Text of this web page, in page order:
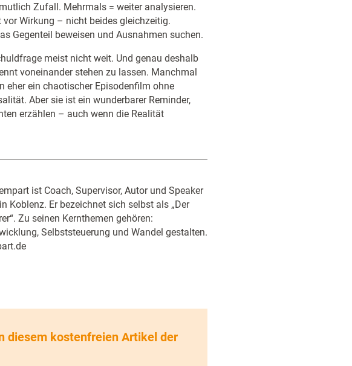
Zufall. Mehrmals = weiter analysieren.
Wirkung – nicht beides gleichzeitig.
Gegenteil beweisen und Ausnahmen suchen.
meist nicht weit. Und genau deshalb
voneinander stehen zu lassen. Manchmal
eher ein chaotischer Episodenfilm ohne
Aber sie ist ein wunderbarer Reminder,
erzählen – auch wenn die Realität
ist Coach, Supervisor, Autor und Speaker
Koblenz. Er bezeichnet sich selbst als „Der
Zu seinen Kernthemen gehören:
Selbststeuerung und Wandel gestalten.
diesem kostenfreien Artikel der